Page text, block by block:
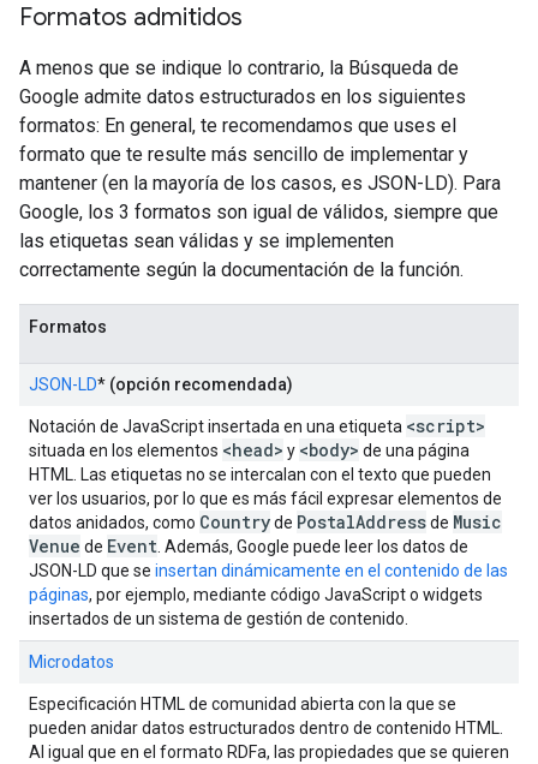
Formatos admitidos
A menos que se indique lo contrario, la Búsqueda de
Google admite datos estructurados en los siguientes
formatos: En general, te recomendamos que uses el
formato que te resulte más sencillo de implementar y
mantener (en la mayoría de los casos, es JSON-LD). Para
Google, los 3 formatos son igual de válidos, siempre que
las etiquetas sean válidas y se implementen
correctamente según la documentación de la función.
Formatos
JSON-LD* (opción recomendada)
Notación de JavaScript insertada en una etiqueta <script>
situada en los elementos <head> y <body> de una página
HTML. Las etiquetas no se intercalan con el texto que pueden
ver los usuarios, por lo que es más fácil expresar elementos de
datos anidados, como Countryde PostalAddressde Music
Venue de Event . Además, Google puede leer los datos de
JSON-LD que se insertan dinámicamente en el contenido de las
páginas, por ejemplo, mediante código JavaScript o widgets
insertados de un sistema de gestión de contenido.
Microdatos
Especificación HTML de comunidad abierta con la que se
pueden anidar datos estructurados dentro de contenido HTML.
Al igual que en el formato RDFa, las propiedades que se quieren